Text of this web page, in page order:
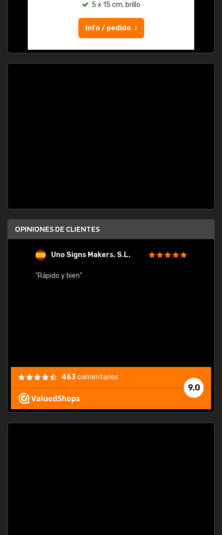
5 x 15 cm, brillo
Info / pedido
OPINIONES DE CLIENTES
Uno Signs Makers, S.L.
"Rápido y bien"
9,0
463comentarios